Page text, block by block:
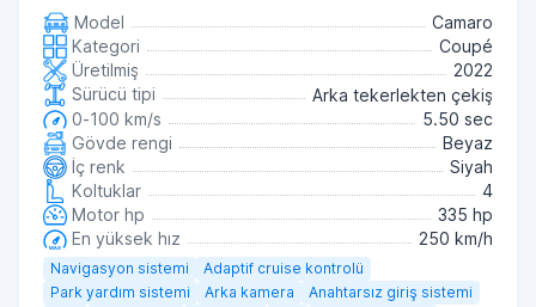
Model
Camaro
Kategori
Coupé
Üretilmiş
2022
Sürücü tipi
Arka tekerlekten çekiş
0-100 km/s
5.50 sec
Gövde rengi
Beyaz
İç renk
Siyah
Koltuklar
4
Motor hp
335 hp
En yüksek hız
250 km/h
Navigasyon sistemi
Adaptif cruise kontrolü
Park yardım sistemi
Arka kamera
Anahtarsız giriş sistemi